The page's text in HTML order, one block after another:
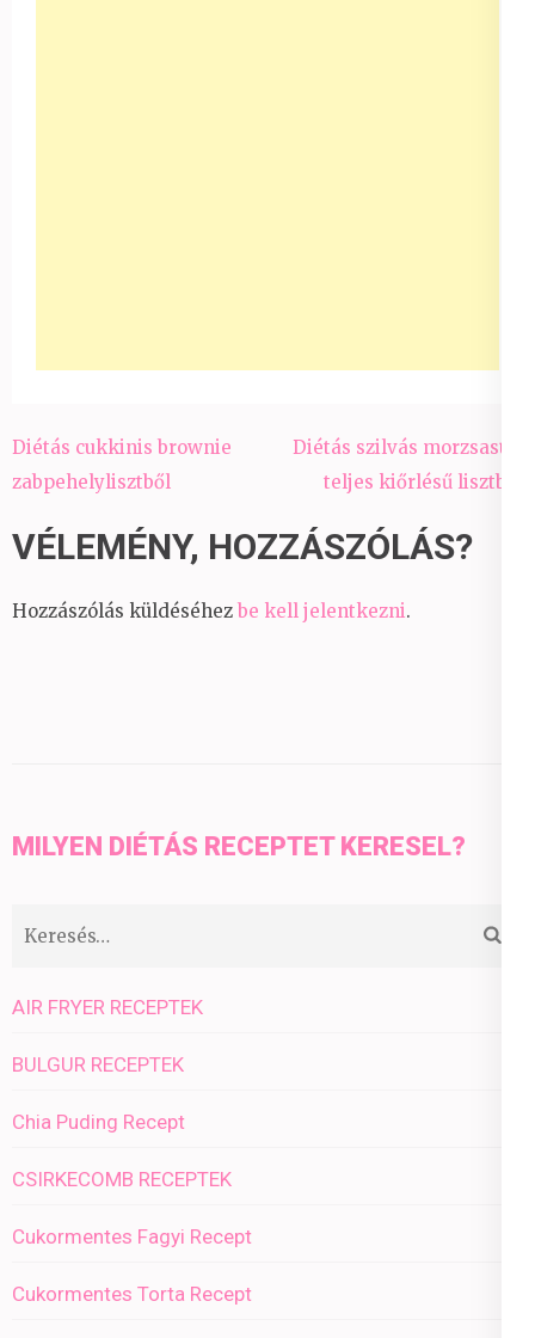
Bejegyzés
navigáció
Diétás cukkinis brownie
zabpehelylisztből
Diétás szilvás morzsasüti
teljes kiőrlésű lisztből
VÉLEMÉNY, HOZZÁSZÓLÁS?
Hozzászólás küldéséhez be kell jelentkezni.
MILYEN DIÉTÁS RECEPTET KERESEL?
AIR FRYER RECEPTEK
BULGUR RECEPTEK
Chia Puding Recept
CSIRKECOMB RECEPTEK
Cukormentes Fagyi Recept
Cukormentes Torta Recept